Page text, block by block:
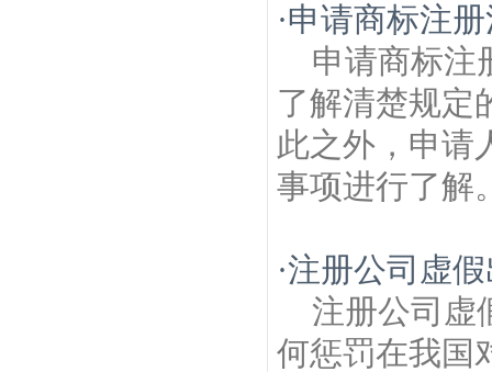
·申请商标注
申请商标注
了解清楚规定
此之外，申请
事项进行了解
·注册公司虚
注册公司虚
何惩罚在我国